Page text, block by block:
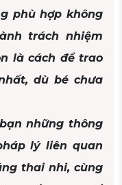
phù hợp không
trách nhiệm
là cách để trao
dù bé chưa
những thông
lý liên quan
thai nhi, cùng